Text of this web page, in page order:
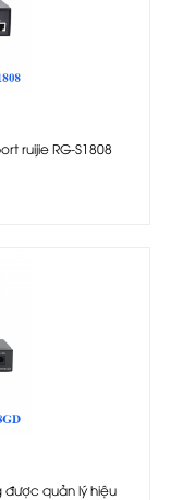
ruijie RG-S1808
được quản lý hiệu